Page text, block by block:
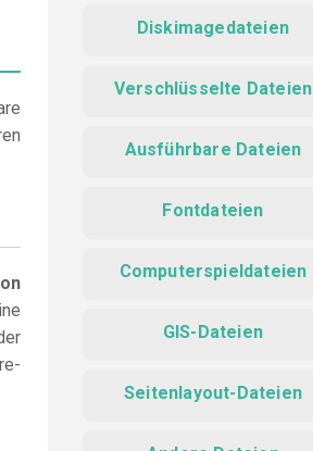
Diskimagedateien
Verschlüsselte Dateien
Ausführbare Dateien
Fontdateien
Computerspieldateien
GIS-Dateien
Seitenlayout-Dateien